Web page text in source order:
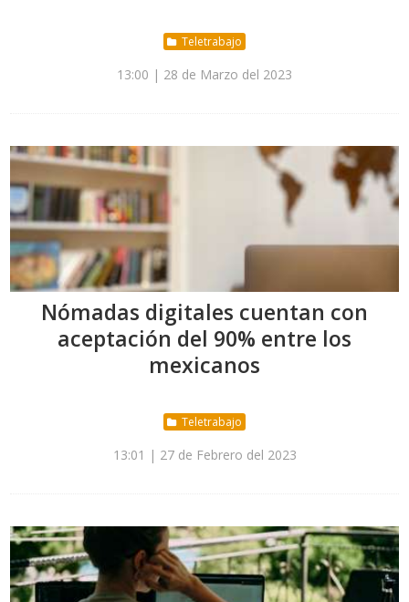
Teletrabajo
13:00 | 28 de Marzo del 2023
Nómadas digitales cuentan con
aceptación del 90% entre los
mexicanos
Teletrabajo
13:01 | 27 de Febrero del 2023